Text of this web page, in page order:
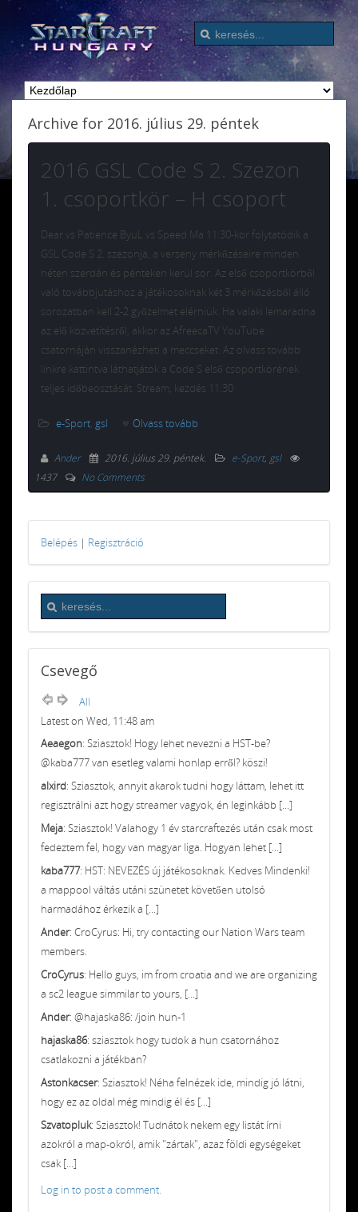
Archive for 2016. július 29. péntek
2016 GSL Code S 2. Szezon
1. csoportkör – H csoport
Dear vs Patience ByuL vs Speed Ma 11:30-kor folytatódik a
GSL Code S 2. szezonja, a verseny mérkőzéseire minden
héten szerdán és pénteken kerül sor. Az első csoportkörből
való továbbjutáshoz a játékosoknak két 3 mérkőzésből álló
sorozatban kell 2-2 győzelmet elérniük. Ha valaki lemaradna
az elő közvetítésről, akkor az AfreecaTV YouTube
csatornáján visszanézheti a meccseket. Az olvass tovább
linkre kattintva láthatjátok a Code S első csoportkörének
teljes időbeosztását. Stream, kezdés 11:30
e-Sport, gsl Olvass tovább
Ander 2016. július 29. péntek. e-Sport, gsl
1437
No Comments
Belépés | Regisztráció
Csevegő
All
Latest on Wed, 11:48 am
Aeaegon: Sziasztok! Hogy lehet nevezni a HST-be?
@kaba777 van esetleg valami honlap erről? köszi!
alxird: Sziasztok, annyit akarok tudni hogy láttam, lehet itt
regisztrálni azt hogy streamer vagyok, én leginkább [...]
Meja: Sziasztok! Valahogy 1 év starcraftezés után csak most
fedeztem fel, hogy van magyar liga. Hogyan lehet [...]
kaba777: HST: NEVEZÉS új játékosoknak. Kedves Mindenki!
a mappool váltás utáni szünetet követően utolsó
harmadához érkezik a [...]
Ander: CroCyrus: Hi, try contacting our Nation Wars team
members.
CroCyrus: Hello guys, im from croatia and we are organizing
a sc2 league simmilar to yours, [...]
Ander: @hajaska86: /join hun-1
hajaska86: sziasztok hogy tudok a hun csatornához
csatlakozni a játékban?
Astonkacser: Sziasztok! Néha felnézek ide, mindig jó látni,
hogy ez az oldal még mindig él és [...]
Szvatopluk: Sziasztok! Tudnátok nekem egy listát írni
azokról a map-okról, amik "zártak", azaz földi egységeket
csak [...]
Log in to post a comment.